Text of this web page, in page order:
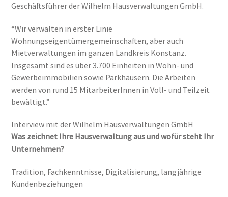
Geschäftsführer der Wilhelm Hausverwaltungen GmbH.
“Wir verwalten in erster Linie
Wohnungseigentümergemeinschaften, aber auch
Mietverwaltungen im ganzen Landkreis Konstanz.
Insgesamt sind es über 3.700 Einheiten in Wohn- und
Gewerbeimmobilien sowie Parkhäusern. Die Arbeiten
werden von rund 15 MitarbeiterInnen in Voll- und Teilzeit
bewältigt.”
Interview mit der Wilhelm Hausverwaltungen GmbH
Was zeichnet Ihre Hausverwaltung aus und wofür steht Ihr
Unternehmen?
Tradition, Fachkenntnisse, Digitalisierung, langjährige
Kundenbeziehungen